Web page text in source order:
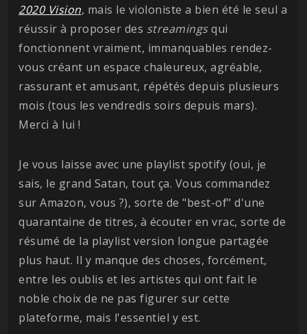
2020 Vision, mais le violoniste a bien été le seul a
réussir à proposer des streamingsqui
fonctionnent vraiment, immanquables rendez-
vous créant un espace chaleureux, agréable,
rassurant et amusant, répétés depuis plusieurs
mois (tous les vendredis soirs depuis mars).
Merci à lui !
Je vous laisse avec une playlist spotify (oui, je
sais, le grand Satan, tout ça. Vous commandez
sur Amazon, vous ?), sorte de "best-of" d'une
quarantaine de titres, à écouter en vrac, sorte de
résumé de la playlist version longue partagée
plus haut. Il y manque des choses, forcément,
entre les oublis et les artistes qui ont fait le
noble choix de ne pas figurer sur cette
plateforme, mais l'essentiel y est.